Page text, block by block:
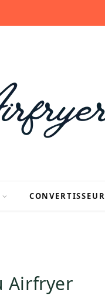
CONVERTISSEUR
Airfryer